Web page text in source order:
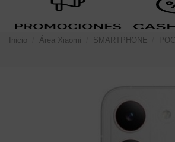
Inicio Área Xiaomi SMARTPHONE